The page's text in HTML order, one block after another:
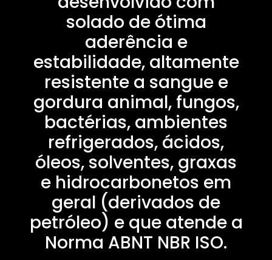
solado de ótima
aderência e
estabilidade, altamente
resistente a sangue e
gordura animal, fungos,
bactérias, ambientes
refrigerados, ácidos,
óleos, solventes, graxas
e hidrocarbonetos em
geral (derivados de
petróleo) e que atende a
Norma ABNT NBR ISO.